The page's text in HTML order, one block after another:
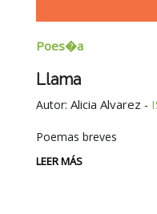
Poes�a
Llama
Autor: Alicia Alvarez -
Poemas breves
LEER MÁS